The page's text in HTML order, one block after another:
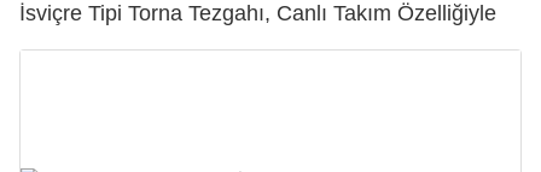
İsviçre Tipi Torna Tezgahı, Canlı Takım Özelliğiyle